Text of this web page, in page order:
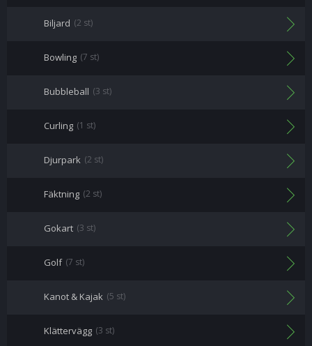
Biljard (2 st)
Bowling (7 st)
Bubbleball (3 st)
Curling (1 st)
Djurpark (2 st)
Fäktning (2 st)
Gokart (3 st)
Golf (7 st)
Kanot & Kajak (5 st)
Klättervägg (3 st)